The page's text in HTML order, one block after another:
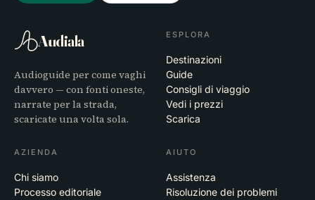
Audiala
Audioguide per come vaghi
davvero — con fonti oneste,
narrate per la strada,
scaricate una volta sola.
ESPLORA
Destinazioni
Guide
Consigli di viaggio
Vedi i prezzi
Scarica
AZIENDA
Chi siamo
Processo editoriale
AIUTO
Assistenza
Risoluzione dei problemi